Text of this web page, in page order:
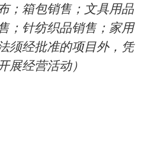
；箱包销售；文具用品
；针纺织品销售；家用
须经批准的项目外，凭
展经营活动）